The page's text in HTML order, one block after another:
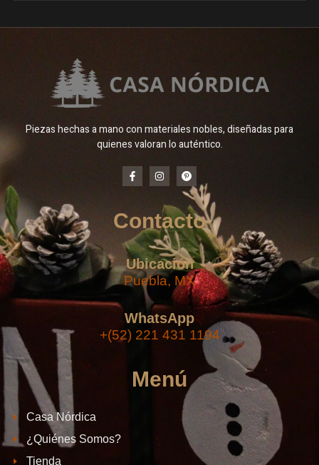
Piezas hechas a mano con materiales nobles, diseñadas para
quienes valoran lo auténtico.
Contacto
Ubicación
Puebla, MX
WhatsApp
+(52) 221 431 1194
Menú
Casa Nórdica
¿Quiénes Somos?
Tienda